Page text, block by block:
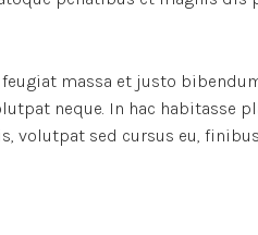
massa et justo
neque. In hac habitasse
volutpat sed cursus eu,